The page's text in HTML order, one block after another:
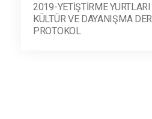
2019-YETIŞTIRME
KÜLTÜR VE DAYANIŞMA
PROTOKOL